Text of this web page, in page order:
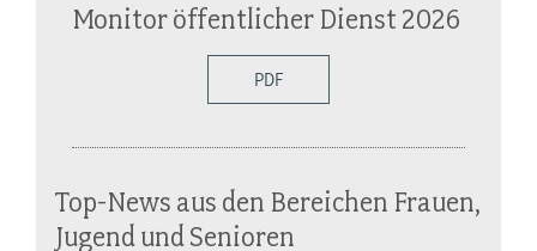
Monitor öffentlicher Dienst 2026
PDF
Top-News aus den Bereichen Frauen,
Jugend und Senioren